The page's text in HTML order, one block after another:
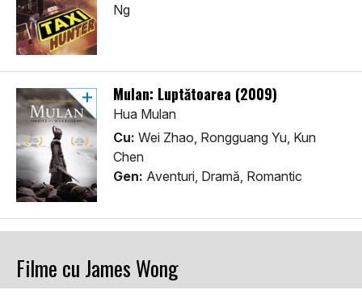
Ng
Mulan: Luptătoarea (2009)
Hua Mulan
Cu: Wei Zhao, Rongguang Yu, Kun
Chen
Gen: Aventuri, Dramă, Romantic
Filme cu James Wong